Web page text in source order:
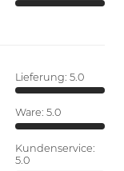
Lieferung: 5.0
Ware: 5.0
Kundenservice:
5.0